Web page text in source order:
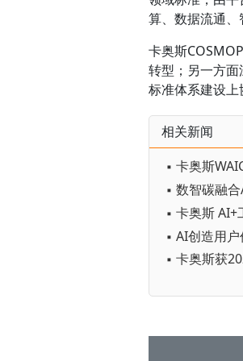
算、数据流通、
卡奥斯
转型；另一方
标准体系建设上
相关新闻
▪ 卡奥斯获